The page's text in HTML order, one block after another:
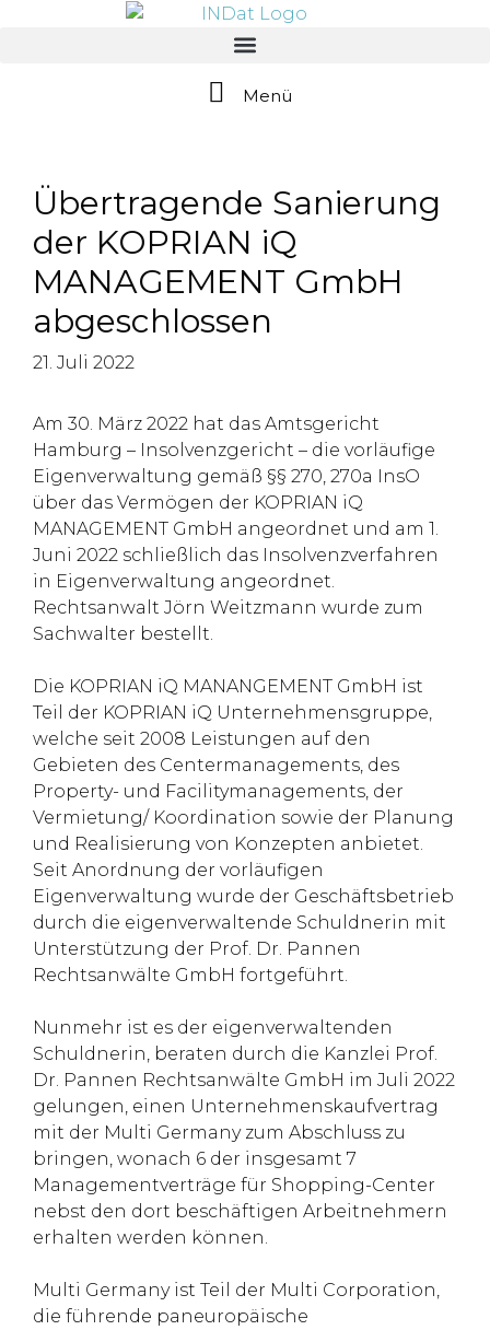
Menü
Übertragende Sanierung
der KOPRIAN iQ
MANAGEMENT GmbH
abgeschlossen
21. Juli 2022
Am 30. März 2022 hat das Amtsgericht
Hamburg – Insolvenzgericht – die vorläufige
Eigenverwaltung gemäß §§ 270, 270a InsO
über das Vermögen der KOPRIAN iQ
MANAGEMENT GmbH angeordnet und am 1.
Juni 2022 schließlich das Insolvenzverfahren
in Eigenverwaltung angeordnet.
Rechtsanwalt Jörn Weitzmann wurde zum
Sachwalter bestellt.
Die KOPRIAN iQ MANANGEMENT GmbH ist
Teil der KOPRIAN iQ Unternehmensgruppe,
welche seit 2008 Leistungen auf den
Gebieten des Centermanagements, des
Property- und Facilitymanagements, der
Vermietung/ Koordination sowie der Planung
und Realisierung von Konzepten anbietet.
Seit Anordnung der vorläufigen
Eigenverwaltung wurde der Geschäftsbetrieb
durch die eigenverwaltende Schuldnerin mit
Unterstützung der Prof. Dr. Pannen
Rechtsanwälte GmbH fortgeführt.
Nunmehr ist es der eigenverwaltenden
Schuldnerin, beraten durch die Kanzlei Prof.
Dr. Pannen Rechtsanwälte GmbH im Juli 2022
gelungen, einen Unternehmenskaufvertrag
mit der Multi Germany zum Abschluss zu
bringen, wonach 6 der insgesamt 7
Managementverträge für Shopping-Center
nebst den dort beschäftigen Arbeitnehmern
erhalten werden können.
Multi Germany ist Teil der Multi Corporation,
die führende paneuropäische